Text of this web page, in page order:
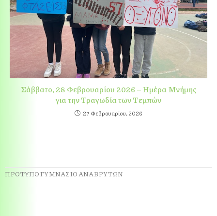
Σάββατο, 28 Φεβρουαρίου 2026 – Ημέρα Μνήμης
για την Τραγωδία των Τεμπών
27 Φεβρουαρίου, 2026
ΠΡΟΤΥΠΟ ΓΥΜΝΑΣΙΟ ΑΝΑΒΡΥΤΩΝ